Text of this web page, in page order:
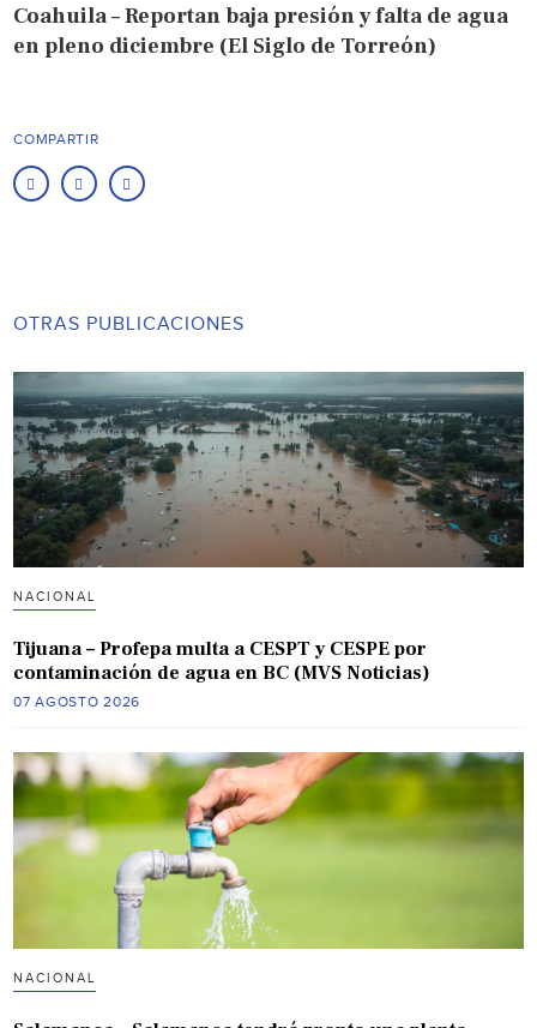
Coahuila – Reportan baja presión y falta de agua
en pleno diciembre (El Siglo de Torreón)
COMPARTIR
OTRAS PUBLICACIONES
NACIONAL
Tijuana – Profepa multa a CESPT y CESPE por
contaminación de agua en BC (MVS Noticias)
07 AGOSTO 2026
NACIONAL